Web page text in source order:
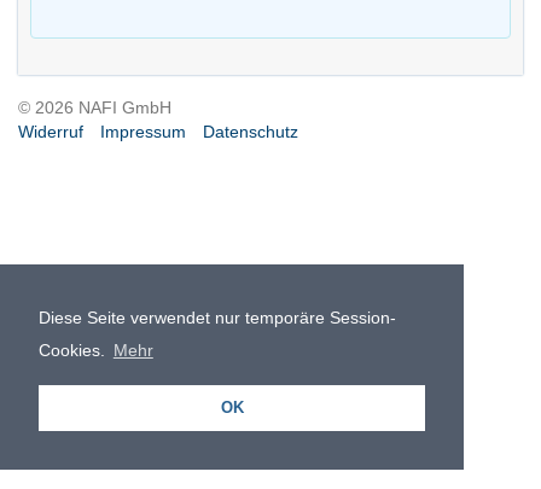
Diese Seite verwendet nur temporäre Session-
Cookies.
Mehr
OK
© 2026 NAFI GmbH
Widerruf
Impressum Datenschutz